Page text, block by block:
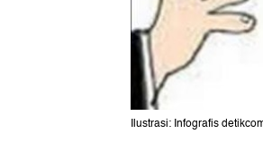
Ilustrasi: Infografis